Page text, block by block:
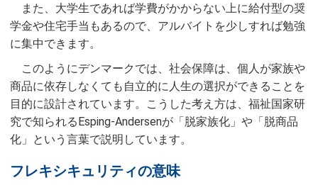
また、大学生であれば学費がかからない上に給付型の奨
学金や住宅手当もあるので、アルバイトを少しすれば勉強
に集中できます。
このようにデンマークでは、社会保障は、個人が家族や
商品に依存しなくても自立的に人生の選択ができることを
目的に設計されています。こうした考え方は、福祉国家研
究で知られるEsping-Andersenが「脱家族化」や「脱商品
化」という言葉で説明しています。
フレキシキュリティの意味